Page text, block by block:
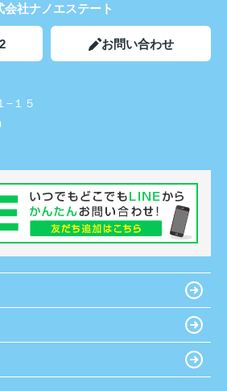
会社ナノエステート
お問い合わせ
−１５